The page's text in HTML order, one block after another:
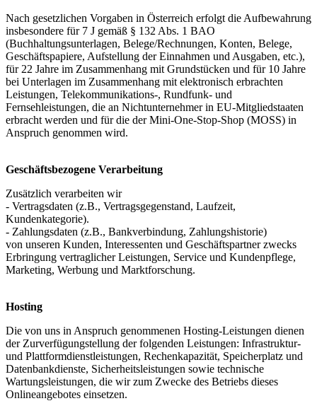
Nach gesetzlichen Vorgaben in Österreich erfolgt die Aufbewahrung
insbesondere für 7 J gemäß § 132 Abs. 1 BAO
(Buchhaltungsunterlagen, Belege/Rechnungen, Konten, Belege,
Geschäftspapiere, Aufstellung der Einnahmen und Ausgaben, etc.),
für 22 Jahre im Zusammenhang mit Grundstücken und für 10 Jahre
bei Unterlagen im Zusammenhang mit elektronisch erbrachten
Leistungen, Telekommunikations-, Rundfunk- und
Fernsehleistungen, die an Nichtunternehmer in EU-Mitgliedstaaten
erbracht werden und für die der Mini-One-Stop-Shop (MOSS) in
Anspruch genommen wird.
Geschäftsbezogene Verarbeitung
Zusätzlich verarbeiten wir
- Vertragsdaten (z.B., Vertragsgegenstand, Laufzeit,
Kundenkategorie).
- Zahlungsdaten (z.B., Bankverbindung, Zahlungshistorie)
von unseren Kunden, Interessenten und Geschäftspartner zwecks
Erbringung vertraglicher Leistungen, Service und Kundenpflege,
Marketing, Werbung und Marktforschung.
Hosting
Die von uns in Anspruch genommenen Hosting-Leistungen dienen
der Zurverfügungstellung der folgenden Leistungen: Infrastruktur-
und Plattformdienstleistungen, Rechenkapazität, Speicherplatz und
Datenbankdienste, Sicherheitsleistungen sowie technische
Wartungsleistungen, die wir zum Zwecke des Betriebs dieses
Onlineangebotes einsetzen.